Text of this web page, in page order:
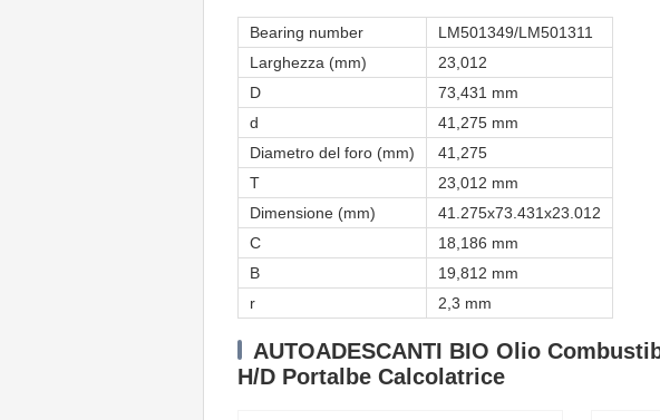
Bearing number
LM501349/LM501311
Larghezza (mm)
23,012
D
73,431 mm
d
41,275 mm
Diametro del foro (mm)
41,275
T
23,012 mm
Dimensione (mm)
41.275x73.431x23.012
C
18,186 mm
B
19,812 mm
r
2,3 mm
AUTOADESCANTI BIO Olio
H/D Portalbe Calcolatrice